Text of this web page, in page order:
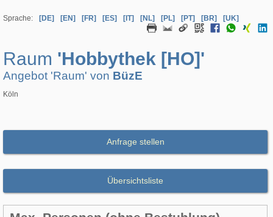
Sprache: [DE] [EN] [FR] [ES] [IT] [NL] [PL] [PT] [BR] [UK]
Raum 'Hobbythek [HO]'
Angebot 'Raum' von BüzE
Köln
Anfrage stellen
Übersichtsliste